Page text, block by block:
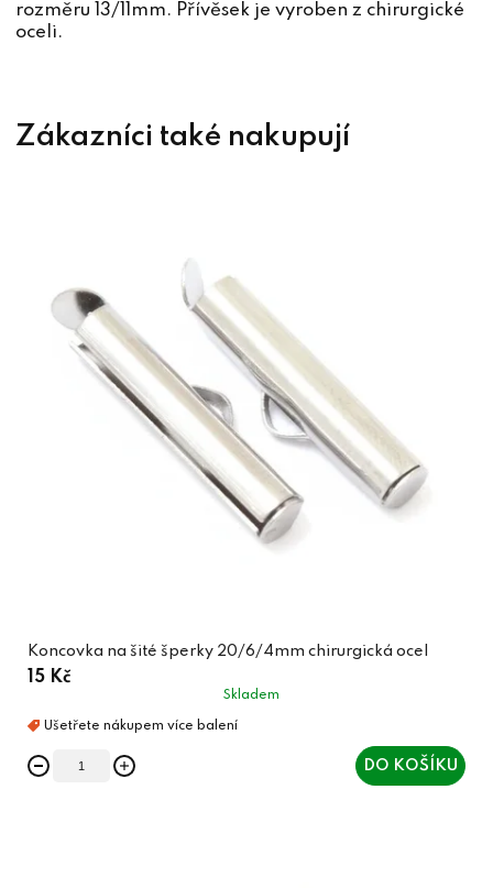
rozměru 13/11mm. Přívěsek je vyroben z chirurgické
oceli.
Koncovka na šité šperky 20/6/4mm chirurgická ocel
15 Kč
Skladem
DO KOŠÍKU